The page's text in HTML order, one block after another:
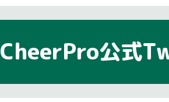
CheerPro公式